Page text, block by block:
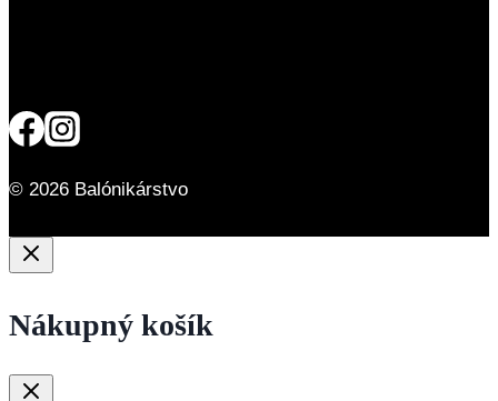
© 2026 Balónikárstvo
Nákupný košík